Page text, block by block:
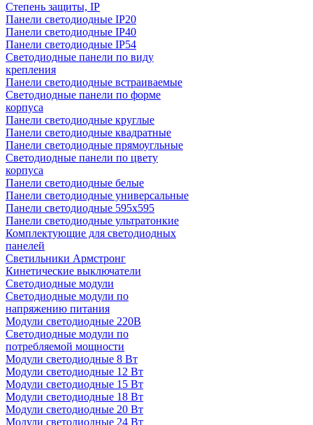
Степень защиты, IP
Панели светодиодные IP20
Панели светодиодные IP40
Панели светодиодные IP54
Светодиодные панели по виду
крепления
Панели светодиодные встраиваемые
Светодиодные панели по форме
корпуса
Панели светодиодные круглые
Панели светодиодные квадратные
Панели светодиодные прямоугльные
Светодиодные панели по цвету
корпуса
Панели светодиодные белые
Панели светодиодные универсальные
Панели светодиодные 595х595
Панели светодиодные ультратонкие
Комплектующие для светодиодных
панелей
Светильники Армстронг
Кинетические выключатели
Светодиодные модули
Светодиодные модули по
напряжению питания
Модули светодиодные 220В
Светодиодные модули по
потребляемой мощности
Модули светодиодные 8 Вт
Модули светодиодные 12 Вт
Модули светодиодные 15 Вт
Модули светодиодные 18 Вт
Модули светодиодные 20 Вт
Модули светодиодные 24 Вт